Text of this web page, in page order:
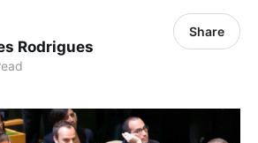
Rodrigues
Share